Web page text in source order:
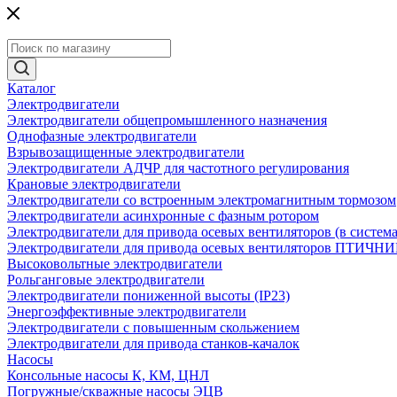
Каталог
Электродвигатели
Электродвигатели общепромышленного назначения
Однофазные электродвигатели
Взрывозащищенные электродвигатели
Электродвигатели АДЧР для частотного регулирования
Крановые электродвигатели
Электродвигатели со встроенным электромагнитным тормозом
Электродвигатели асинхронные с фазным ротором
Электродвигатели для привода осевых вентиляторов (в
Электродвигатели для привода осевых вентиляторов
Высоковольтные электродвигатели
Рольганговые электродвигатели
Электродвигатели пониженной высоты (IP23)
Энергоэффективные электродвигатели
Электродвигатели с повышенным скольжением
Электродвигатели для привода станков-качалок
Насосы
Консольные насосы К, КМ, ЦНЛ
Погружные/скважные насосы ЭЦВ